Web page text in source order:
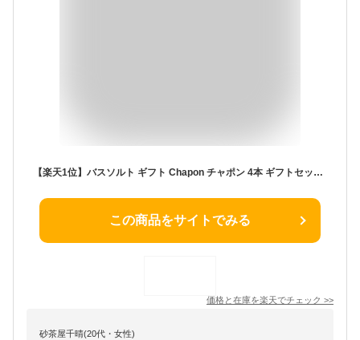
【楽天1位】バスソルト ギフト Chapon チャポン 4本 ギフトセット お中元 高級 入浴剤 誕生日 出産内祝 出産祝い 内祝 お返し プレゼント 父の日 女性 男性 癒し グッズ 疲れ リラックス プチギフト おしゃれ かわいい アロマ 保湿 無添加
この商品をサイトでみる
価格と在庫を楽天でチェック >>
砂茶屋千晴(20代・女性)